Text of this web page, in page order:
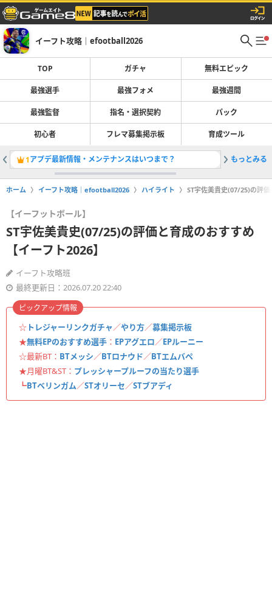
イーフト攻略｜efootball2026
TOP ガチャ 無料エピック
最強選手 最強フォメ 最強週間
最強監督 指名・選択契約 パック
初心者 フレマ募集掲示板 育成ツール
1アプデ最新情報・メンテナンスはいつまで？ 2最強選
もっとみる
ホーム イーフト攻略｜efootball2026 ハイライト ST宇佐美貴史(07/25)の評
【イーフットボール】
ST宇佐美貴史(07/25)の評価と育成のおすすめ
【イーフト2026】
イーフト攻略班
最終更新日：2026.07.20 22:40
☆ トレジャーリンクガチャ／やり方／募集掲示板
★無料EPのおすすめ選手 ： EPアグエロ／EPルーニー
☆最新BT： BTメッシ／BTロナウド／BTエムバペ
★月曜BT&ST： プレッシャープルーフの当たり選手
┗BTベリンガム／STオリーセ／STブアディ
ピックアップ情報